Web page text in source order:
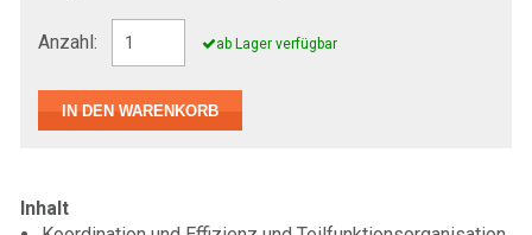
Anzahl: ab Lager verfügbar
Inhalt